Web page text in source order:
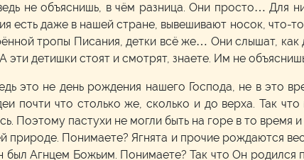
не объяснишь, в чём разница. Они просто… Для
есть даже в нашей стране, вывешивают носок, что-
тропы Писания, детки всё же… Они слышат, как
эти детишки стоят и смотрят, знаете. Им не
это не день рождения нашего Господа, не в это
почти что столько же, сколько и до верха. Так
Поэтому пастухи не могли быть на горе в то время и
Понимаете? Ягнята и прочие рождаются
был Агнцем Божьим. Понимаете? Так что Он родился